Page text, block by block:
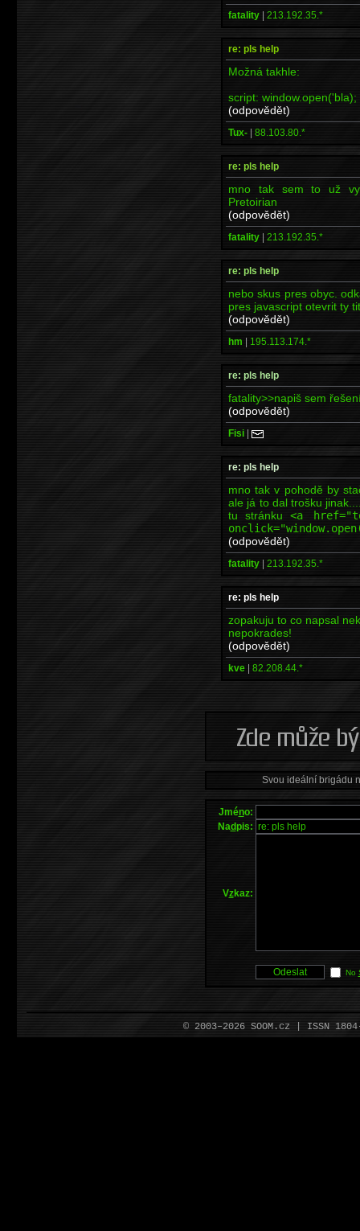
fatality | 213.192.35.*
re: pls help
Možná takhle:
script:
(odpovědět)
Tux- | 88.103.80.*
re: pls help
mno tak sem to už
Pretoirian
(odpovědět)
fatality | 213.192.35.*
re: pls help
nebo skus pres obyc.
pres javascript otevrit ty
(odpovědět)
hm | 195.113.174.*
re: pls help
fatality>>napiš sem
(odpovědět)
Fisi |
re: pls help
mno tak v pohodě by
ale já to dal trošku
tu stránku<a
(odpovědět)
fatality | 213.192.35.*
re: pls help
zopakuju to co napsal
nepokrades!
(odpovědět)
kve | 82.208.44.*
Svou ideální brigádu
Jméno:
Nadpis:
Vzkaz:
No
© 2003–2026 SOOM.cz | ISSN